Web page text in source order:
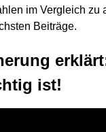
im Vergleich zu
Beiträge.
ist!